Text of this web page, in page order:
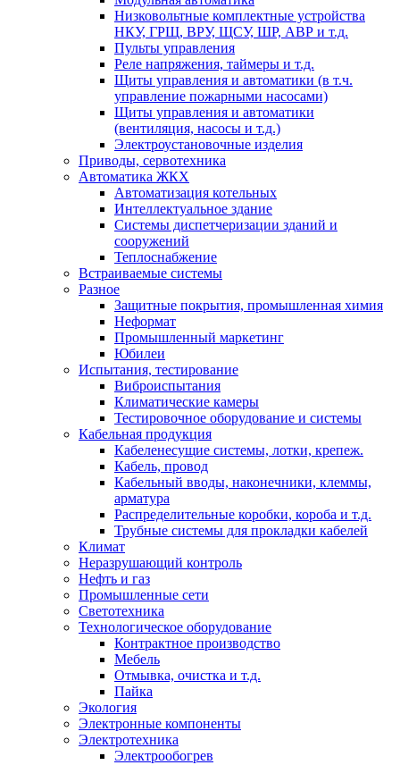
Низковольтные комплектные устройства
НКУ, ГРЩ, ВРУ, ЩСУ, ШР, АВР и т.д.
Пульты управления
Реле напряжения, таймеры и т.д.
Щиты управления и автоматики (в т.ч.
управление пожарными насосами)
Щиты управления и автоматики
(вентиляция, насосы и т.д.)
Электроустановочные изделия
Приводы, сервотехника
Автоматика ЖКХ
Автоматизация котельных
Интеллектуальное здание
Системы диспетчеризации зданий и
сооружений
Теплоснабжение
Встраиваемые системы
Разное
Защитные покрытия, промышленная химия
Неформат
Промышленный маркетинг
Юбилеи
Испытания, тестирование
Виброиспытания
Климатические камеры
Тестировочное оборудование и системы
Кабельная продукция
Кабеленесущие системы, лотки, крепеж.
Кабель, провод
Кабельный вводы, наконечники, клеммы,
арматура
Распределительные коробки, короба и т.д.
Трубные системы для прокладки кабелей
Климат
Неразрушающий контроль
Нефть и газ
Промышленные сети
Светотехника
Технологическое оборудование
Контрактное производство
Мебель
Отмывка, очистка и т.д.
Пайка
Экология
Электронные компоненты
Электротехника
Электрообогрев